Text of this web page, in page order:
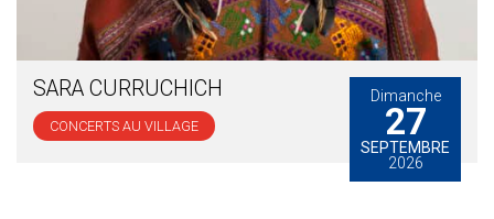
Dimanche
27
SEPTEMBRE
2026
SARA CURRUCHICH
CONCERTS AU VILLAGE